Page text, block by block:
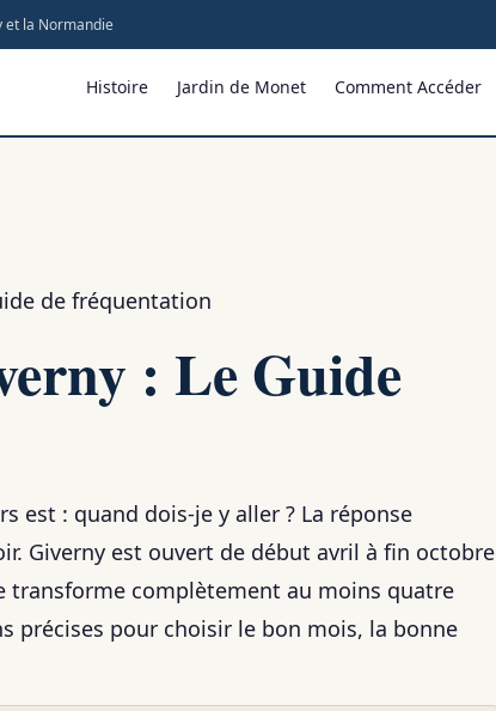
et la Normandie
Histoire Jardin de Monet Comment Accéder
de fréquentation
: Le Guide
est : quand dois-je y aller ? La réponse
Giverny est ouvert de début avril à fin octobre
complètement au moins quatre
précises pour choisir le bon mois, la bonne